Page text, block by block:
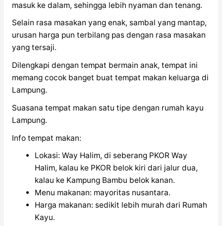
masuk ke dalam, sehingga lebih nyaman dan tenang.
Selain rasa masakan yang enak, sambal yang mantap,
urusan harga pun terbilang pas dengan rasa masakan
yang tersaji.
Dilengkapi dengan tempat bermain anak, tempat ini
memang cocok banget buat tempat makan keluarga di
Lampung.
Suasana tempat makan satu tipe dengan rumah kayu
Lampung.
Info tempat makan:
Lokasi: Way Halim, di seberang PKOR Way
Halim, kalau ke PKOR belok kiri dari jalur dua,
kalau ke Kampung Bambu belok kanan.
Menu makanan: mayoritas nusantara.
Harga makanan: sedikit lebih murah dari Rumah
Kayu.